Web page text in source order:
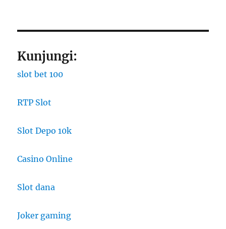
Kunjungi:
slot bet 100
RTP Slot
Slot Depo 10k
Casino Online
Slot dana
Joker gaming